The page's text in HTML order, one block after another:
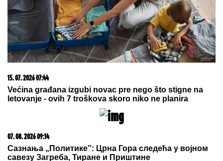
09. 08. 2026 08:31
FASCINANTNO! BLOKADERI PONOVO ISPALI GLUPI:
Srbija šalje najnovije helikoptere u Španiju da gase
požare, a oni tvrde da "nemamo ni kanadere"